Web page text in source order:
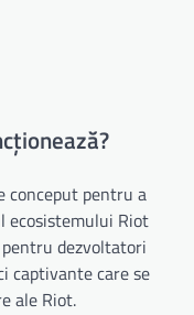
conceput pentru a
ecosistemului Riot
dezvoltatori
captivante care se
ale Riot.